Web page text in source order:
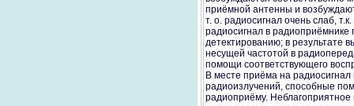
приёмной антенны и
т. о. радиосигнал очень слаб,
радиосигнал в радиоприёмнике
детектированию; в результате
несущей частотой в
помощи соответствующего
В месте приёма на радиосигнал
радиоизлучений, способные
радиоприёму. Неблагоприятное